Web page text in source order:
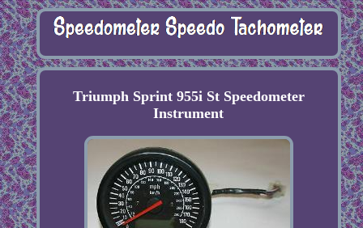
Triumph Sprint 955i St Speedometer
Instrument